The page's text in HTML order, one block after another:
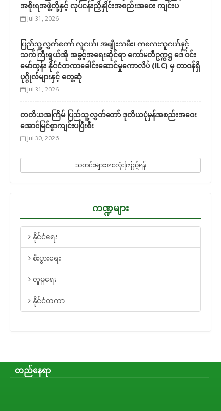
အစိုးရအဖွဲ့တို့နှင့် လုပ်ငန်းညှိနှိုင်းအစည်းအဝေး ကျင်းပ
Jul 31, 2026
ပြည်သူ့လွှတ်တော် လူငယ်၊ အမျိုးသမီး၊ ကလေးသူငယ်နှင့်
သက်ကြီးရွယ်အို အခွင့်အရေးဆိုင်ရာ ကော်မတီဥက္ကဋ္ဌ ဒေါ်ဝင်း
မော်ထွန်း နိုင်ငံတကာခေါင်းဆောင်မှုကောလိပ် (ILC) မှ တာဝန်ရှိ
ပုဂ္ဂိုလ်များနှင့် တွေ့ဆုံ
Jul 31, 2026
တတိယအကြိမ် ပြည်သူ့လွှတ်တော် ဒုတိယပုံမှန်အစည်းအဝေး
အောင်မြင်စွာကျင်းပပြီးစီး
Jul 30, 2026
သတင်းများအားလုံးကြည့်ရန်
ကဏ္ဍများ
နိုင်ငံရေး
စီးပွားရေး
လူမှုရေး
နိုင်ငံတကာ
တည်နေရာ